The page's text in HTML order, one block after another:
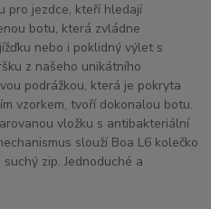
pro jezdce, kteří hledají
botu, která zvládne
nebo i poklidný výlet s
z našeho unikátního
podrážkou, která je pokryta
vzorkem, tvoří dokonalou botu.
vložku s antibakteriální
slouží Boa L6 kolečko
zip. Jednoduché a